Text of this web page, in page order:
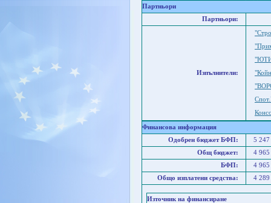
Партньори
Партньори:
Изпълнители:
Финансова информация
Одобрен бюджет БФП:
5 247
Общ бюджет:
4 965
БФП:
4 965
Общо изплатени средства:
4 289
Източник на финансиране